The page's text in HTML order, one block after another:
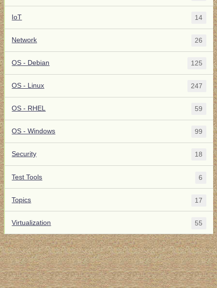
IoT 14
Network 26
OS - Debian 125
OS - Linux 247
OS - RHEL 59
OS - Windows 99
Security 18
Test Tools 6
Topics 17
Virtualization 55